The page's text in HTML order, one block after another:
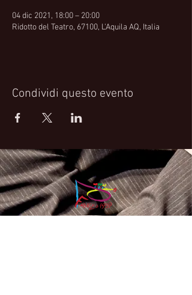
04 dic 2021, 18:00 – 20:00
Ridotto del Teatro, 67100, L'Aquila AQ, Italia
Condividi questo evento